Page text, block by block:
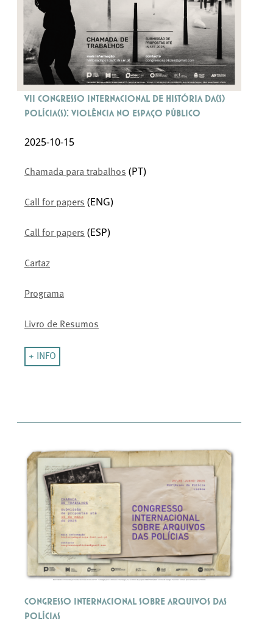
VII Congresso Internacional de História da(s)
Polícia(s): Violência no Espaço Público
2025-10-15
Chamada para trabalhos (PT)
Call for papers (ENG)
Call for papers (ESP)
Cartaz
Programa
Livro de Resumos
+ INFO
Congresso Internacional sobre Arquivos das
Polícias